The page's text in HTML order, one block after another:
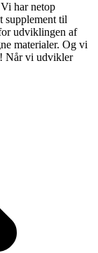
har netop
supplement til
udviklingen af
materialer. Og vi
Når vi udvikler